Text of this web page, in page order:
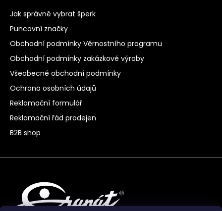
Jak správně vybrat šperk
Puncovní značky
Obchodní podmínky Věrnostního programu
Obchodní podmínky zakázkové výroby
Všeobecné obchodní podmínky
Ochrana osobních údajů
Reklamační formulář
Reklamační řád prodejen
B2B shop